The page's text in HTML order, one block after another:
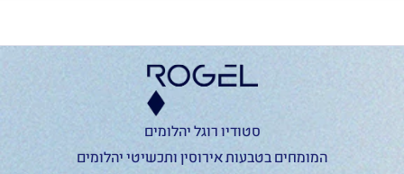
סטודיו רוגל יהלומים
המומחים בטבעות אירוסין ותכשיטי יהלומים